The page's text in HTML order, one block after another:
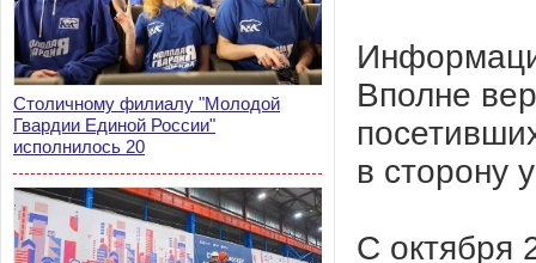
Столичному филиалу "Молодой
Гвардии Единой России"
исполнилось 20
Вполне
в сторону
С октября